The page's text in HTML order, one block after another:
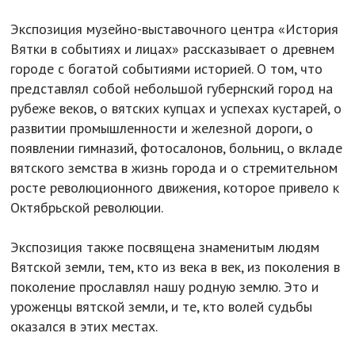
Экспозиция музейно-выставочного центра «История
Вятки в событиях и лицах» рассказывает о древнем
городе с богатой событиями историей. О том, что
представлял собой небольшой губернский город на
рубеже веков, о вятских купцах и успехах кустарей, о
развитии промышленности и железной дороги, о
появлении гимназий, фотосалонов, больниц, о вкладе
вятского земства в жизнь города и о стремительном
росте революционного движения, которое привело к
Октябрьской революции.
Экспозиция также посвящена знаменитым людям
Вятской земли, тем, кто из века в век, из поколения в
поколение прославлял нашу родную землю. Это и
уроженцы вятской земли, и те, кто волей судьбы
оказался в этих местах.